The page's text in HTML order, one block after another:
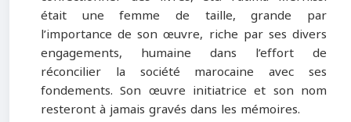
était une femme de taille, grande par
l’importance de son œuvre, riche par ses divers
engagements, humaine dans l’effort de
réconcilier la société marocaine avec ses
fondements. Son œuvre initiatrice et son nom
resteront à jamais gravés dans les mémoires.